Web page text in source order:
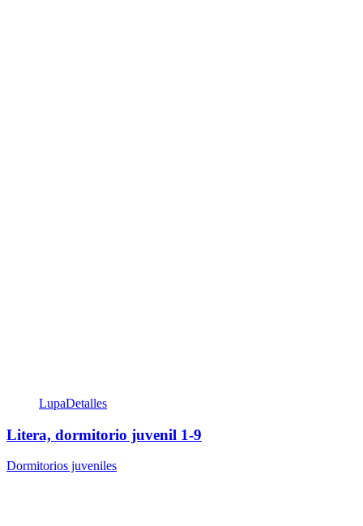
LupaDetalles
Litera, dormitorio juvenil 1-9
Dormitorios juveniles